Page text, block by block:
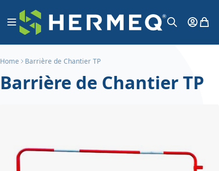
Aller au contenu
Affichage navigation
MonMon
Home Barrière de Chantier TP
Barrière de Chantier TP